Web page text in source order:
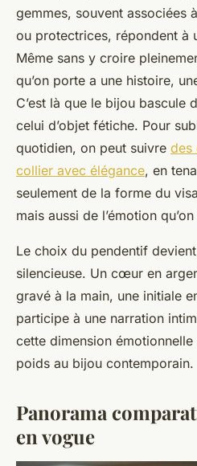
gemmes, souvent associées
ou protectrices, répondent à
Même sans y croire
qu’on porte a une histoire,
C’est là que le bijou bascule
celui d’objet fétiche. Pour
quotidien, on peut suivre des
collier avec élégance, en
seulement de la forme du
mais aussi de l’émotion
Le choix du pendentif
silencieuse. Un cœur en
gravé à la main, une initiale
participe à une narration
cette dimension
poids au bijou contemporain.
Panorama
en vogue